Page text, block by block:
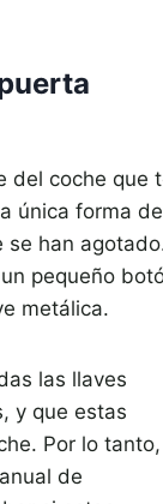
del coche que
única forma de
se han
pequeño
metálica.
las llaves
y que estas
Por lo tanto,
de